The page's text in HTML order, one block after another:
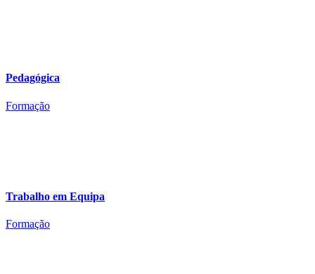
Pedagógica
Formação
Trabalho em Equipa
Formação